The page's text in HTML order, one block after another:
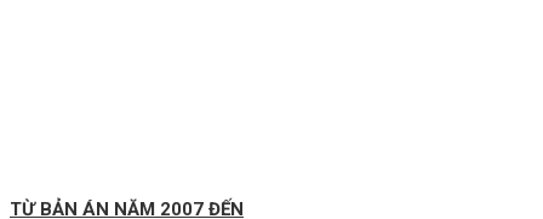
TỪ BẢN ÁN NĂM 2007 ĐẾN